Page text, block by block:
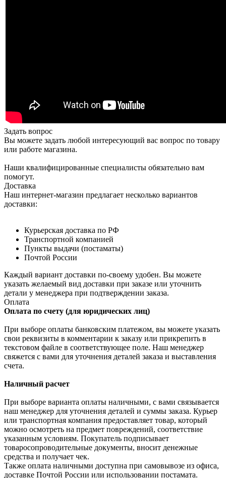
Задать вопрос
Вы можете задать любой интересующий вас вопрос по товару
или работе магазина.
Наши квалифицированные специалисты обязательно вам
помогут.
Доставка
Наш интернет-магазин предлагает несколько вариантов
доставки:
Курьерская доставка по РФ
Транспортной компанией
Пункты выдачи (постаматы)
Почтой России
Каждый вариант доставки по-своему удобен. Вы можете
указать желаемый вид доставки при заказе или уточнить
детали у менеджера при подтверждении заказа.
Оплата
Оплата по счету (для юридических лиц)
При выборе оплаты банковским платежом, вы можете указать
свои реквизиты в комментарии к заказу или прикрепить в
текстовом файле в соответствующее поле. Наш менеджер
свяжется с вами для уточнения деталей заказа и выставления
счета.
Наличный расчет
При выборе варианта оплаты наличными, с вами связывается
наш менеджер для уточнения деталей и суммы заказа. Курьер
или транспортная компания предоставляет товар, который
можно осмотреть на предмет повреждений, соответствие
указанным условиям. Покупатель подписывает
товаросопроводительные документы, вносит денежные
средства и получает чек.
Также оплата наличными доступна при самовывозе из офиса,
доставке Почтой России или использовании постамата.